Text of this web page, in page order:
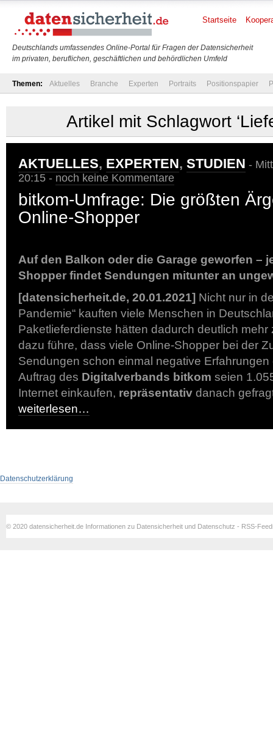
Deutschlands umfassendes Online-Portal für Fragen der Datensicherheit
im privaten, beruflichen, geschäftlichen und behördlichen Umfeld
Startseite
Themen: Aktuelles Branche Experten Portraits Positionspapier
Artikel mit Schlagwort
AKTUELLES, EXPERTEN, STUDIEN -
20:15 - noch keine Kommentare
bitkom-Umfrage: Die größten
Online-Shopper
Auf den Balkon oder die Garage geworfen –
Shopper findet Sendungen mitunter an
[datensicherheit.de, 20.01.2021] Nicht nur in
Pandemie“ kauften viele Menschen in
Paketlieferdienste hätten dadurch deutlich mehr
dazu führe, dass viele Online-Shopper bei der
Sendungen schon einmal negative
Auftrag des Digitalverbands bitkom seien
Internet einkaufen, repräsentativ danach
weiterlesen…
Datenschutzerklärung
© 2020 datensicherheit.de Informationen zu Datensicherheit und Datenschutz - RSS-